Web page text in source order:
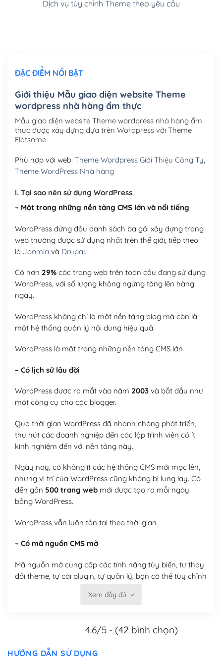
Cài đặt SMTP Mail cho site Wordpress(+100,000₫)
Mua thêm Host + Tên miền
Tên miền quốc tế .com .net .org (1 năm)
Tên miền Việt Nam .vn (1 năm)(+550,000₫)
Hosting 2GB SSD (1 năm)(+450,000₫)
Hosting 5GB SSD (1 năm)
Dịch vụ tùy chỉnh Theme theo yêu cầu
ĐẶC ĐIỂM NỔI BẬT
Giới thiệu Mẫu giao diện website Theme
wordpress nhà hàng ẩm thực
Mẫu giao diện website Theme wordpress nhà hàng ẩm
thực được xây dựng dựa trên Wordpress với Theme
Flatsome
Phù hợp với web: Theme Wordpress Giới Thiệu Công Ty,
Theme WordPress Nhà hàng
I. Tại sao nên sử dụng WordPress
– Một trong những nền tảng CMS lớn và nổi tiếng
WordPress đứng đầu danh sách ba gói xây dựng trang
web thường được sử dụng nhất trên thế giới, tiếp theo
là Joomla và Drupal.
Có hơn 29%các trang web trên toàn cầu đang sử dụng
WordPress, với số lượng không ngừng tăng lên hàng
ngày.
WordPress không chỉ là một nền tảng blog mà còn là
một hệ thống quản lý nội dung hiệu quả.
WordPress là một trong những nền tảng CMS lớn
– Có lịch sử lâu đời
WordPress được ra mắt vào năm 2003và bắt đầu như
một công cụ cho các blogger.
Qua thời gian WordPress đã nhanh chóng phát triển,
thu hút các doanh nghiệp đến các lập trình viên có ít
kinh nghiệm đến với nền tảng này.
Ngày nay, có không ít các hệ thống CMS mới mọc lên,
nhưng vị trí của WordPress cũng không bị lung lay. Có
đến gần 500 trang webmới được tạo ra mỗi ngày
bằng WordPress.
WordPress vẫn luôn tồn tại theo thời gian
– Có mã nguồn CMS mở
Mã nguồn mở cung cấp các tính năng tùy biến, tự thay
đổi theme, tự cài plugin, tự quản lý, bạn có thể tùy chỉnh
Có thể tùy biến trên website WordPress
Xem đầy đủ
4.6/5 - (42 bình chọn)
HƯỚNG DẪN SỬ DỤNG